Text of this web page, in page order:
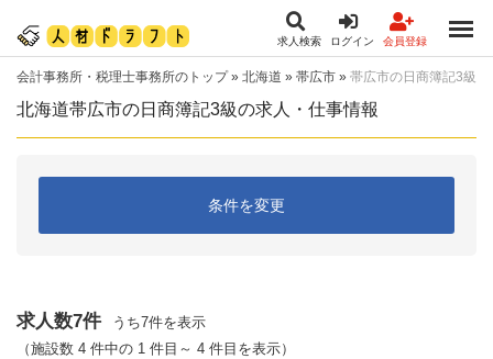
求人検索 ログイン 会員登録
会計事務所・税理士事務所のトップ» 北海道 » 帯広市 » 帯広市の日商簿記3級
北海道帯広市の日商簿記3級の求人・仕事情報
条件を変更
求人数7件
うち7件を表示
（施設数 4 件中の 1 件目～ 4 件目を表示）